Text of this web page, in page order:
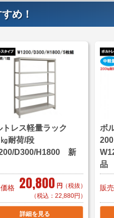
め！
トレス軽量ラック
耐荷/段
D300/H1800 新
格 20,800 円 （税抜）
（税込：22,880円）
詳細を見る
ボ
品
販